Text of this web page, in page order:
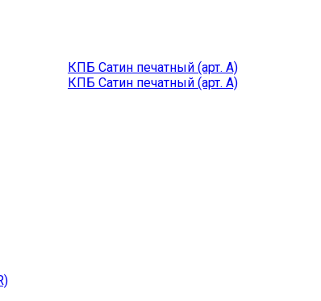
КПБ Сатин печатный (арт. A)
КПБ Сатин печатный (арт. A)